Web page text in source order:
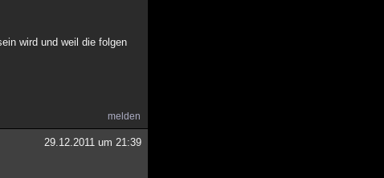
wird und weil die folgen
melden
29.12.2011 um 21:39